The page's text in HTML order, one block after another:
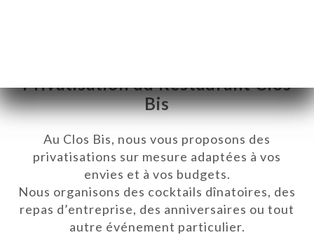
Privatisation du Restaurant Clos
Bis
Au Clos Bis, nous vous proposons des
privatisations sur mesure adaptées à vos
envies et à vos budgets.
Nous organisons des cocktails dînatoires, des
repas d’entreprise, des anniversaires ou tout
autre événement particulier.